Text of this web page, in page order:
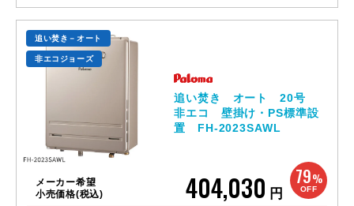
追い焚き－オート
非エコジョーズ
追い焚き オート 20号
非エコ 壁掛け・PS標準設
置 FH-2023SAWL
79%
OFF
メーカー希望
小売価格(税込)
404,030 円